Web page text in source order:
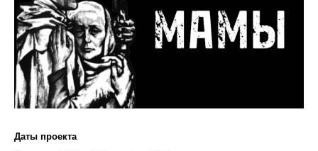
Даты проекта